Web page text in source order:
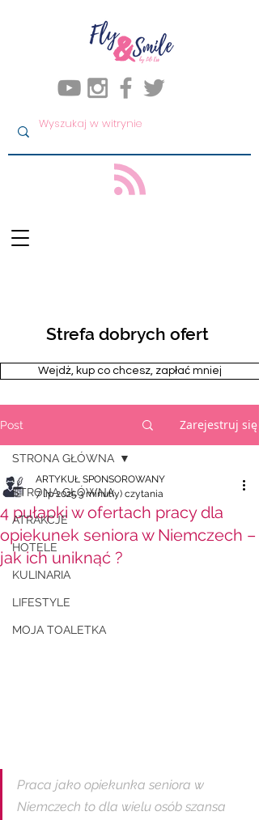
Strefa dobrych ofert
Wejdż, kup co chcesz, zapłać mniej
Post Zarejestruj się
STRONA GŁÓWNA
ATRAKCJE
HOTELE
KULINARIA
LIFESTYLE
MOJA TOALETKA
STRONA GŁÓWNA
4 pułapki w ofertach pracy dla
opiekunek seniora w Niemczech –
jak ich uniknąć ?
ARTYKUŁ SPONSOROWANY
7 lip 20253 minut(y) czytania
Praca jako opiekunka seniora w
Niemczech to dla wielu osób szansa